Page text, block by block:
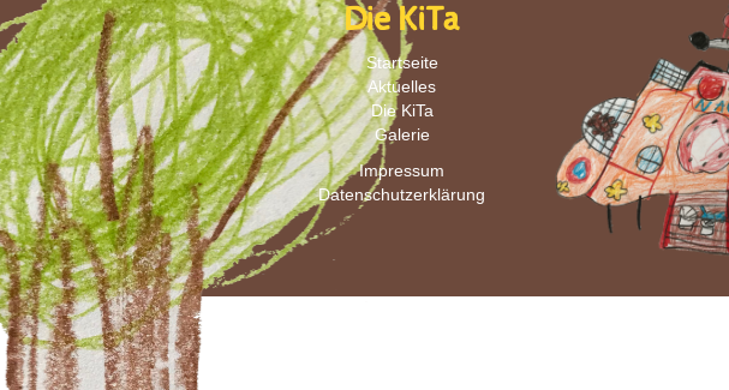
Die KiTa
Startseite
Aktuelles
Die KiTa
Galerie
Impressum
Datenschutzerklärung